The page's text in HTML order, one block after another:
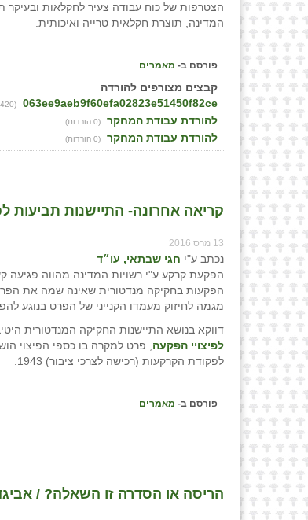
הצטרפות של כוח עבודה צעיר לחקלאות
המדינה, תוצרת חקלאית טרייה ואיכותית.
פורסם ב- מאמרים
קבצים מצורפים להורדה
063ee9aeb9f60efa02823e51450f82ce
(5420 הורדות)
להורדת עבודת המחקר (0 הורדות)
להורדת עבודת המחקר (0 הורדות)
קריאה אחרונה- התיישנות תביעות
13 מרס 2016
נכתב ע"י חגי שבתאי, עו״ד
הפקעת קרקע ע"י רשויות המדינה מהווה
הפקעות בחקיקה מנדטורית שאינה שמה את
מגמה לחיזוק מעמדו הקנייני של הפרט בנוגע
דווקא בנושא התיישנות החקיקה המנדטורית
לפיצויי הפקעה
לפקודת הקרקעות (רכישה לצרכי ציבור) 1943.
פורסם ב- מאמרים
הריסה או הסדרה זו השאלה? /